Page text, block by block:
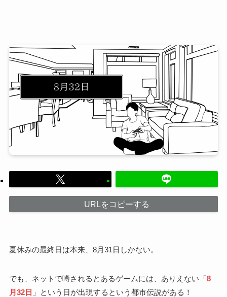
URLをコピーする
夏休みの最終日は本来、8月31日しかない。
でも、ネットで噂されるとあるゲームには、ありえない「8
月32日 」という日が出現するという都市伝説がある！